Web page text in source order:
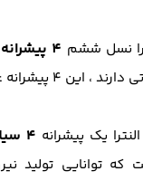
نسل ششم 4 پیشرانه
پیشرانه عبارتند از :
النترا یک پیشرانه ۴ سیلندر
که توانایی تولید